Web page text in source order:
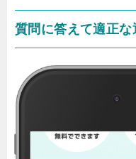
質問に答えて適正